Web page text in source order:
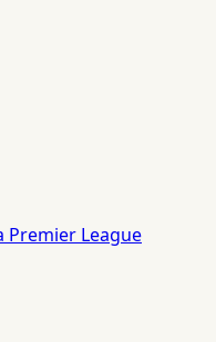
Premier League